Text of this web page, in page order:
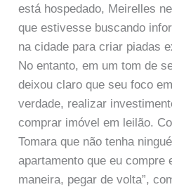
está hospedado, Meirelles
que estivesse buscando
na cidade para criar piadas
No entanto, em um tom de
deixou claro que seu foco
verdade, realizar
comprar imóvel em leilão.
Tomara que não tenha
apartamento que eu compre
maneira, pegar de volta”,